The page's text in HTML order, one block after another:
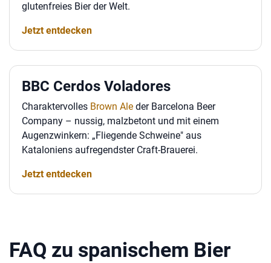
glutenfreies Bier der Welt.
Jetzt entdecken
BBC Cerdos Voladores
Charaktervolles Brown Ale der Barcelona Beer
Company – nussig, malzbetont und mit einem
Augenzwinkern: „Fliegende Schweine" aus
Kataloniens aufregendster Craft-Brauerei.
Jetzt entdecken
FAQ zu spanischem Bier